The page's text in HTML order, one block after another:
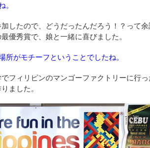
。
したので、どうだったんだろう！？って
優秀賞で、娘と一緒に喜びました。
がモチーフということでしたね。
フィリピンのマンゴーファクトリーに行
ました。